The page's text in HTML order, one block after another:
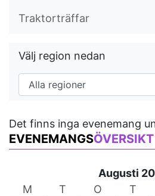
Traktorträffar
Välj region nedan
Det finns inga evenemang
EVENEMANGSÖVERSIKT
Augusti
M
T O T